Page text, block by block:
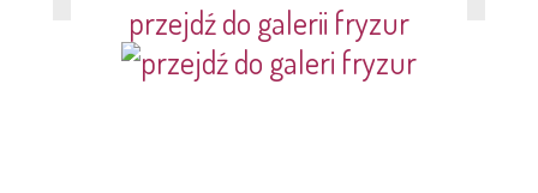
przejdź do galerii fryzur